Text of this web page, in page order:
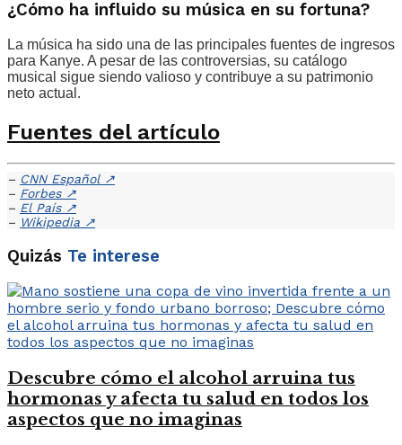
¿Cómo ha influido su música en su fortuna?
La música ha sido una de las principales fuentes de ingresos
para Kanye. A pesar de las controversias, su catálogo
musical sigue siendo valioso y contribuye a su patrimonio
neto actual.
Fuentes del artículo
– CNN Español ↗
– Forbes ↗
– El País ↗
– Wikipedia ↗
Quizás Te interese
Descubre cómo el alcohol arruina tus
hormonas y afecta tu salud en todos los
aspectos que no imaginas